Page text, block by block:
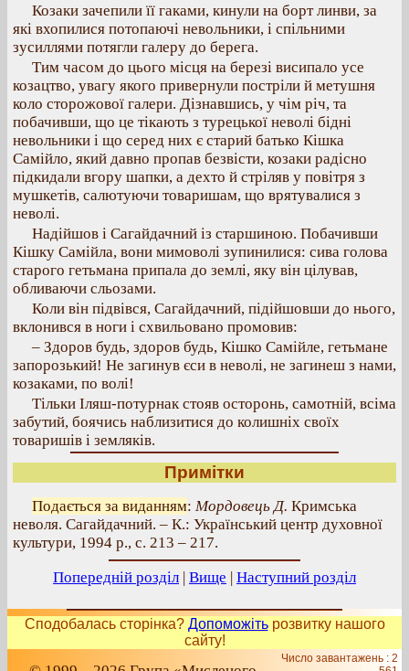
Козаки зачепили її гаками, кинули на борт линви, за
які вхопилися потопаючі невольники, і спільними
зусиллями потягли галеру до берега.
Тим часом до цього місця на березі висипало усе
козацтво, увагу якого привернули постріли й метушня
коло сторожової галери. Дізнавшись, у чім річ, та
побачивши, що це тікають з турецької неволі бідні
невольники і що серед них є старий батько Кішка
Самійло, який давно пропав безвісти, козаки радісно
підкидали вгору шапки, а дехто й стріляв у повітря з
мушкетів, салютуючи товаришам, що врятувалися з
неволі.
Надійшов і Сагайдачний із старшиною. Побачивши
Кішку Самійла, вони мимоволі зупинилися: сива голова
старого гетьмана припала до землі, яку він цілував,
обливаючи сльозами.
Коли він підвівся, Сагайдачний, підійшовши до нього,
вклонився в ноги і схвильовано промовив:
– Здоров будь, здоров будь, Кішко Самійле, гетьмане
запорозький! Не загинув єси в неволі, не загинеш з нами,
козаками, по волі!
Тільки Іляш-потурнак стояв осторонь, самотній, всіма
забутий, боячись наблизитися до колишніх своїх
товаришів і земляків.
Примітки
Подається за виданням: Мордовець Д. Кримська
неволя. Сагайдачний. – К.: Український центр духовної
культури, 1994 р., с. 213 – 217.
Попередній розділ | Вище | Наступний розділ
Сподобалась сторінка? Допоможітьрозвитку нашого
сайту!
Число завантажень : 2